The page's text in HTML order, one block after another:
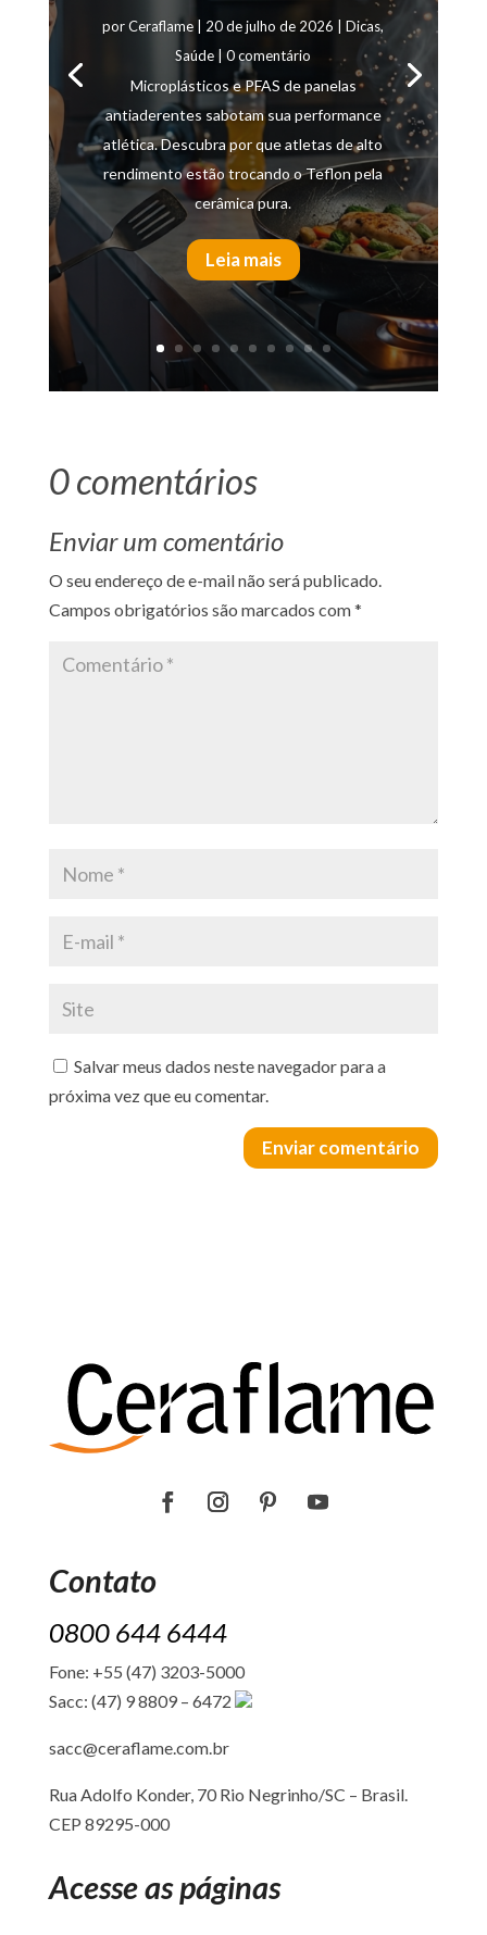
porCeraflame 20 de julho de 2026 |Dicas,
Saúde | 0 comentário
Microplásticos e PFAS de panelas
antiaderentes sabotam sua performance
atlética. Descubra por que atletas de alto
rendimento estão trocando o Teflon pela
cerâmica pura.
Leia mais
0 comentários
Enviar um comentário
O seu endereço de e-mail não será publicado.
Campos obrigatórios são marcados com*
Salvar meus dados neste navegador para a
próxima vez que eu comentar.
Enviar comentário
Contato
0800 644 6444
Fone: +55 (47) 3203-5000
Sacc: (47) 9 8809 – 6472
sacc@ceraflame.com.br
Rua Adolfo Konder, 70 Rio Negrinho/SC – Brasil.
CEP 89295-000
Acesse as páginas